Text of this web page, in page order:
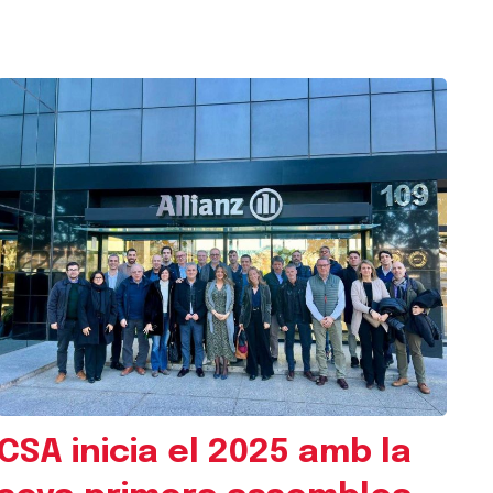
inicia el 2025 amb la